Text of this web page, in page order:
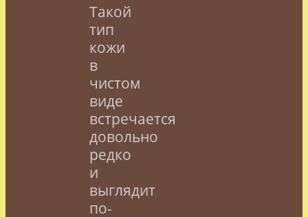
Такой
тип
кожи
в
чистом
виде
встречается
довольно
редко
и
выглядит
по-